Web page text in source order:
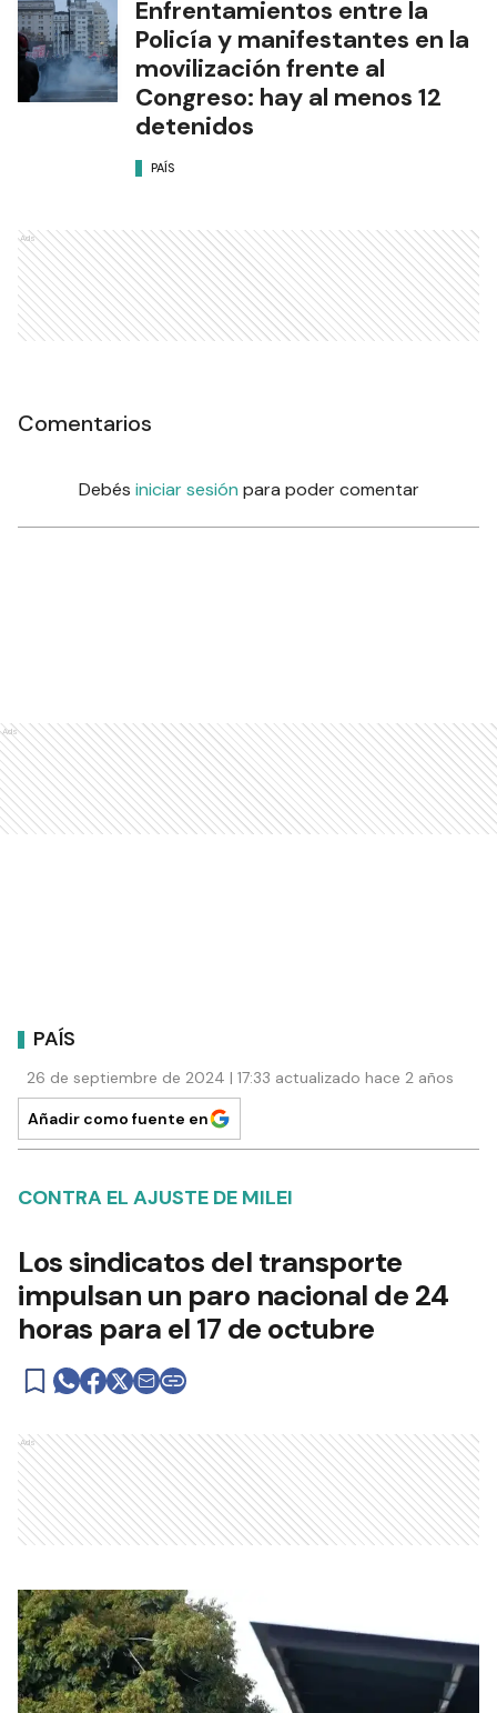
Enfrentamientos entre la
Policía y manifestantes en la
movilización frente al
Congreso: hay al menos 12
detenidos
PAÍS
Ads
Comentarios
Debés iniciar sesión para poder comentar
Ads
PAÍS
26 de septiembre de 2024 | 17:33 actualizado hace 2 años
Añadir como fuente en
CONTRA EL AJUSTE DE MILEI
Los sindicatos del transporte
impulsan un paro nacional de 24
horas para el 17 de octubre
Ads